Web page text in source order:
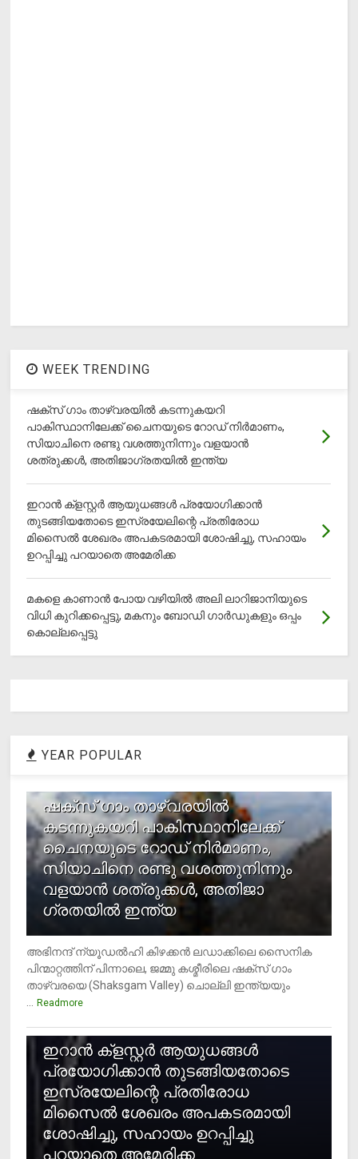
WEEK TRENDING
ഷക്സ് ​ഗാം താഴ്‌വരയിൽ കടന്നുകയറി
പാകിസ്ഥാനിലേക്ക് ചൈനയുടെ റോഡ് നിർമാണം,
സിയാചിനെ രണ്ടു വശത്തുനിന്നും വളയാൻ
ശത്രുക്കൾ, അതിജാ​ഗ്രതയിൽ ഇന്ത്യ
ഇറാന്‍ ക്‌ളസ്റ്റര്‍ ആയുധങ്ങള്‍ പ്രയോഗിക്കാന്‍
തുടങ്ങിയതോടെ ഇസ്രയേലിന്റെ പ്രതിരോധ
മിസൈല്‍ ശേഖരം അപകടരമായി ശോഷിച്ചു, സഹായം
ഉറപ്പിച്ചു പറയാതെ അമേരിക്ക
മകളെ കാണാന്‍ പോയ വഴിയില്‍ അലി ലാറിജാനിയുടെ
വിധി കുറിക്കപ്പെട്ടു, മകനും ബോഡി ഗാര്‍ഡുകളും ഒപ്പം
കൊല്ലപ്പെട്ടു
YEAR POPULAR
ഷക്സ് ​ഗാം താഴ്‌വരയിൽ
കടന്നുകയറി പാകിസ്ഥാനിലേക്ക്
ചൈനയുടെ റോഡ് നിർമാണം,
സിയാചിനെ രണ്ടു വശത്തുനിന്നും
വളയാൻ ശത്രുക്കൾ, അതിജാ​
ഗ്രതയിൽ ഇന്ത്യ
അഭിനന്ദ് ന്യൂഡൽഹി കിഴക്കൻ ലഡാക്കിലെ സൈനിക
പിന്മാറ്റത്തിന് പിന്നാലെ, ജമ്മു കശ്മീരിലെ ഷക്സ് ​ഗാം
താഴ്‌വരയെ (Shaksgam Valley) ചൊല്ലി ഇന്ത്യയും
Readmore
ഇറാന്‍ ക്‌ളസ്റ്റര്‍ ആയുധങ്ങള്‍
പ്രയോഗിക്കാന്‍ തുടങ്ങിയതോടെ
ഇസ്രയേലിന്റെ പ്രതിരോധ
മിസൈല്‍ ശേഖരം അപകടരമായി
ശോഷിച്ചു, സഹായം ഉറപ്പിച്ചു
പറയാതെ അമേരിക്ക